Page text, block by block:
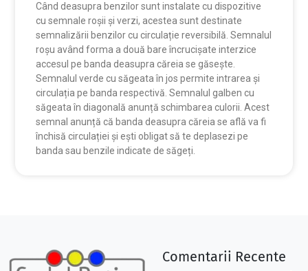
Când deasupra benzilor sunt instalate cu dispozitive
cu semnale roșii și verzi, acestea sunt destinate
semnalizării benzilor cu circulație reversibilă. Semnalul
roșu având forma a două bare încrucișate interzice
accesul pe banda deasupra căreia se găsește.
Semnalul verde cu săgeata în jos permite intrarea și
circulația pe banda respectivă. Semnalul galben cu
săgeata în diagonală anunță schimbarea culorii. Acest
semnal anunță că banda deasupra căreia se află va fi
închisă circulației și ești obligat să te deplasezi pe
banda sau benzile indicate de săgeți.
Comentarii Recente